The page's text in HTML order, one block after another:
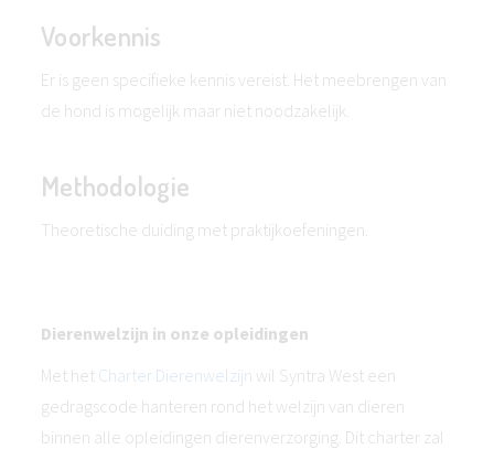
Voorkennis
Er is geen specifieke kennis vereist. Het meebrengen van
de hond is mogelijk maar niet noodzakelijk.
Methodologie
Theoretische duiding met praktijkoefeningen.
Dierenwelzijn in onze opleidingen
Met het Charter Dierenwelzijn wil Syntra West een
gedragscode hanteren rond het welzijn van dieren
binnen alle opleidingen dierenverzorging. Dit charter zal